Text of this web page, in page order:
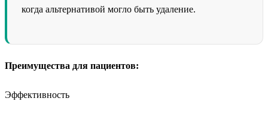
когда альтернативой могло быть удаление.
Преимущества для пациентов:
Эффективность